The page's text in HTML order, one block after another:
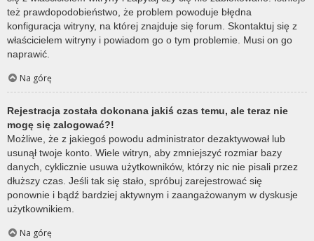
też prawdopodobieństwo, że problem powoduje błędna
konfiguracja witryny, na której znajduje się forum. Skontaktuj się z
właścicielem witryny i powiadom go o tym problemie. Musi on go
naprawić.
Na górę
Rejestracja została dokonana jakiś czas temu, ale teraz nie
mogę się zalogować?!
Możliwe, że z jakiegoś powodu administrator dezaktywował lub
usunął twoje konto. Wiele witryn, aby zmniejszyć rozmiar bazy
danych, cyklicznie usuwa użytkowników, którzy nic nie pisali przez
dłuższy czas. Jeśli tak się stało, spróbuj zarejestrować się
ponownie i bądź bardziej aktywnym i zaangażowanym w dyskusje
użytkownikiem.
Na górę